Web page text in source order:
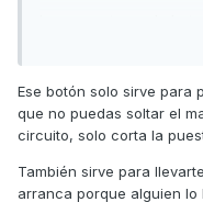
Ese botón solo sirve para
que no puedas soltar el
circuito, solo corta la
También sirve para
arranca porque alguien